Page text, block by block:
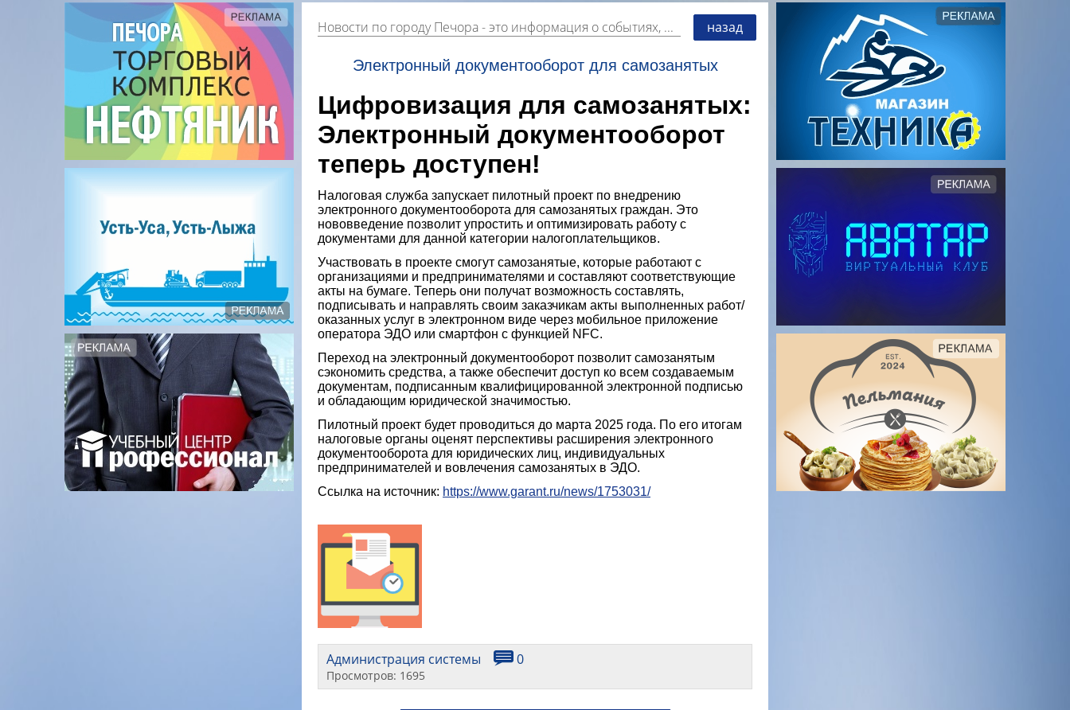
Новости по городу Печора- это информация о событиях, мероприятиях и торгово-коммерческой деятельности города. Страницу наполняют платные и бесплатные объявления, имеющие функцию "поднятия вверх списка". назад
Электронный документооборот для самозанятых
Цифровизация для самозанятых:
Электронный документооборот
теперь доступен!
Налоговая служба запускает пилотный проект по внедрению
электронного документооборота для самозанятых граждан. Это
нововведение позволит упростить и оптимизировать работу с
документами для данной категории налогоплательщиков.
Участвовать в проекте смогут самозанятые, которые работают с
организациями и предпринимателями и составляют соответствующие
акты на бумаге. Теперь они получат возможность составлять,
подписывать и направлять своим заказчикам акты выполненных работ/
оказанных услуг в электронном виде через мобильное приложение
оператора ЭДО или смартфон с функцией NFC.
Переход на электронный документооборот позволит самозанятым
сэкономить средства, а также обеспечит доступ ко всем создаваемым
документам, подписанным квалифицированной электронной подписью
и обладающим юридической значимостью.
Пилотный проект будет проводиться до марта 2025 года. По его итогам
налоговые органы оценят перспективы расширения электронного
документооборота для юридических лиц, индивидуальных
предпринимателей и вовлечения самозанятых в ЭДО.
Ссылка на источник: https://www.garant.ru/news/1753031/
Администрация системы 0
Просмотров: 1695